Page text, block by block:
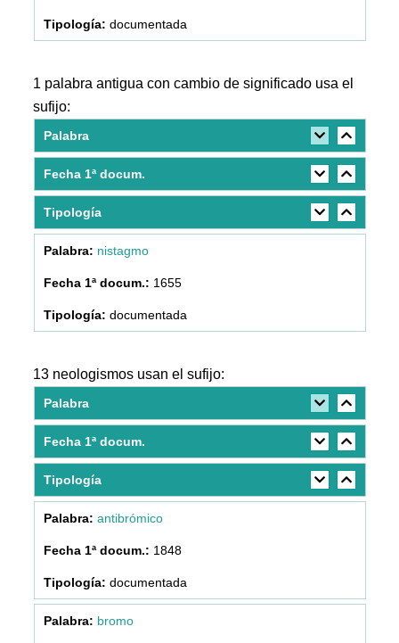
documentada
1 palabra antigua con cambio de significado usa el
sufijo:
Palabra
Fecha 1ª docum.
Tipología
nistagmo
1655
documentada
13 neologismos usan el sufijo:
Palabra
Fecha 1ª docum.
Tipología
antibrómico
1848
documentada
bromo